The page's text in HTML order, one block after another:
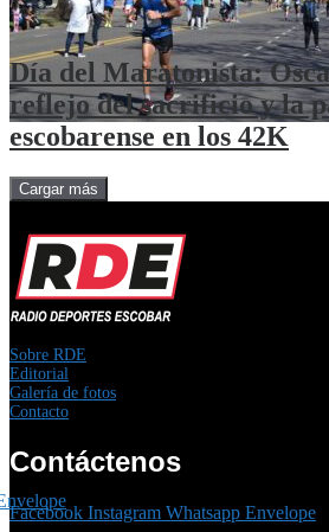
Día del Maratonista:
reflejo del sacrificio y la
escobarense en los 42K
Cargar más
Sobre RDE
Editorial
Galería de fotos
Contacto
Contáctenos
Facebook Instagram Whatsapp Envelope